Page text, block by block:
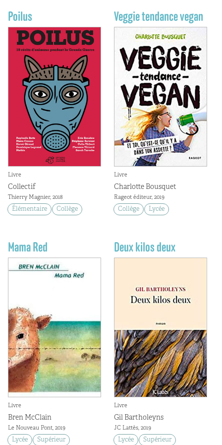
Poilus
Livre
Collectif
Thierry Magnier, 2018
Élémentaire Collège
Veggie tendance vegan
Livre
Charlotte Bousquet
Rageot éditeur, 2019
Collège Lycée
Mama Red
Livre
Bren McClain
Le Nouveau Pont, 2019
Lycée Supérieur
Deux kilos deux
Livre
Gil Bartholeyns
JC Lattès, 2019
Lycée Supérieur